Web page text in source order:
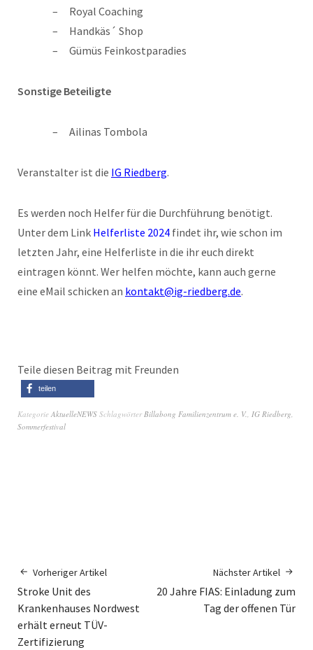
Royal Coaching
Handkäs´ Shop
Gümüs Feinkostparadies
Sonstige Beteiligte
Ailinas Tombola
Veranstalter ist die IG Riedberg.
Es werden noch Helfer für die Durchführung benötigt.
Unter dem Link Helferliste 2024 findet ihr, wie schon im
letzten Jahr, eine Helferliste in die ihr euch direkt
eintragen könnt. Wer helfen möchte, kann auch gerne
eine eMail schicken an kontakt@ig-riedberg.de.
Teile diesen Beitrag mit Freunden
teilen
Kategorie AktuelleNEWS SchlagwörterBillabong Familienzentrum e. V., IG Riedberg,
Sommerfestival
Vorheriger Artikel
Stroke Unit des
Krankenhauses Nordwest
erhält erneut TÜV-
Zertifizierung
Nächster Artikel
20 Jahre FIAS: Einladung zum
Tag der offenen Tür